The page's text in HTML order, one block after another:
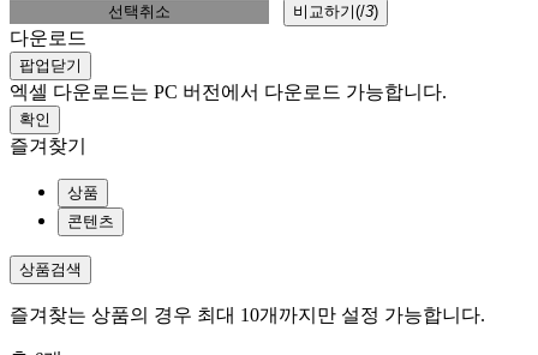
선택취소
비교하기(/3)
다운로드
팝업닫기
엑셀 다운로드는 PC 버전에서 다운로드 가능합니다.
확인
즐겨찾기
상품
콘텐츠
상품검색
즐겨찾는 상품의 경우 최대 10개까지만 설정 가능합니다.